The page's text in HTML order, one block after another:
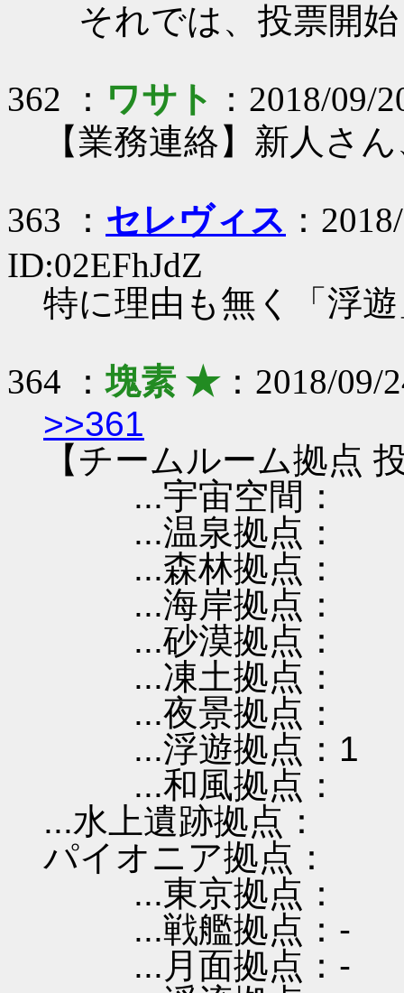
それでは、投票開
362 ： ワサト ：2018/09/
【業務連絡】新人さ
363 ： セレヴィス ：
ID:02EFhJdZ
特に理由も無く「浮
364 ：塊素 ★：2018/09/
>>361
【チームルーム拠点
...宇宙空間：
...温泉拠点：
...森林拠点：
...海岸拠点：
...砂漠拠点：
...凍土拠点：
...夜景拠点：
...浮遊拠点：1
...和風拠点：
...水上遺跡拠点：
パイオニア拠点：
...東京拠点：
...戦艦拠点：-
...月面拠点：-